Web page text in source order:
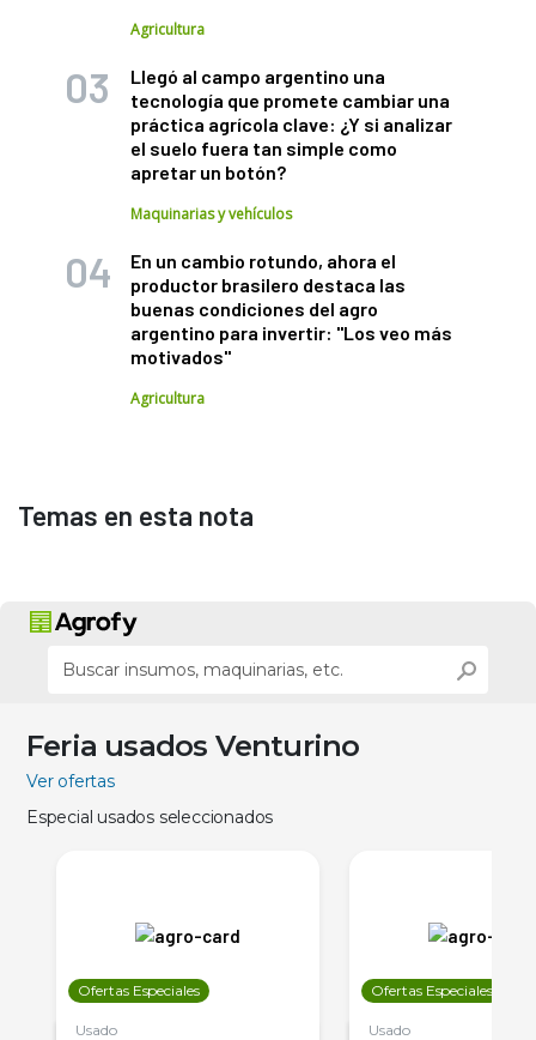
Agricultura
Llegó al campo argentino una
tecnología que promete cambiar una
práctica agrícola clave: ¿Y si analizar
el suelo fuera tan simple como
apretar un botón?
Maquinarias y vehículos
En un cambio rotundo, ahora el
productor brasilero destaca las
buenas condiciones del agro
argentino para invertir: "Los veo más
motivados"
Agricultura
Temas en esta nota
Feria usados Venturino
Ver ofertas
Especial usados seleccionados
Ofertas Especiales
Usado
Ofertas Especiales
Usado